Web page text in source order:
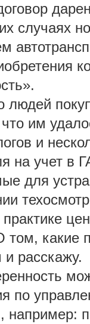
случаях
людей
им
и
на учет в
для
том, какие
расскажу.
по
например: